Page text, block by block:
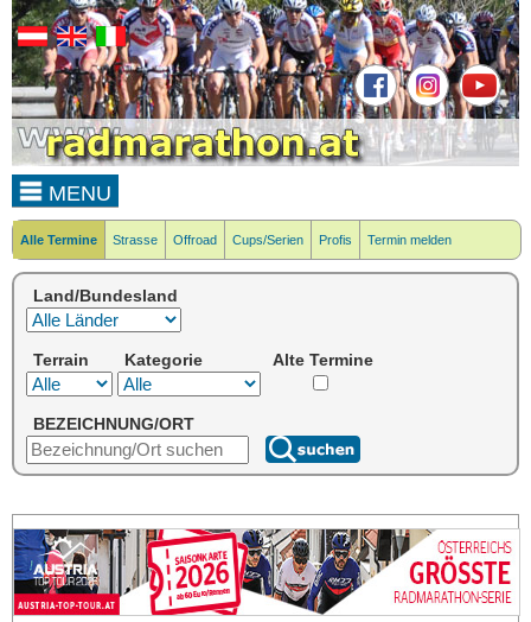
MENU
Alle Termine Strasse Offroad Cups/Serien Profis Termin melden
Land/Bundesland
Terrain Kategorie Alte Termine
BEZEICHNUNG/ORT